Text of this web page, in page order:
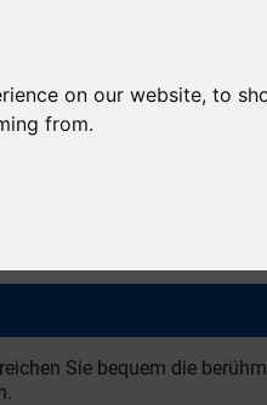
und ohne versteckte
Die Region liegt
Sie bequem die
on our website, to
from.